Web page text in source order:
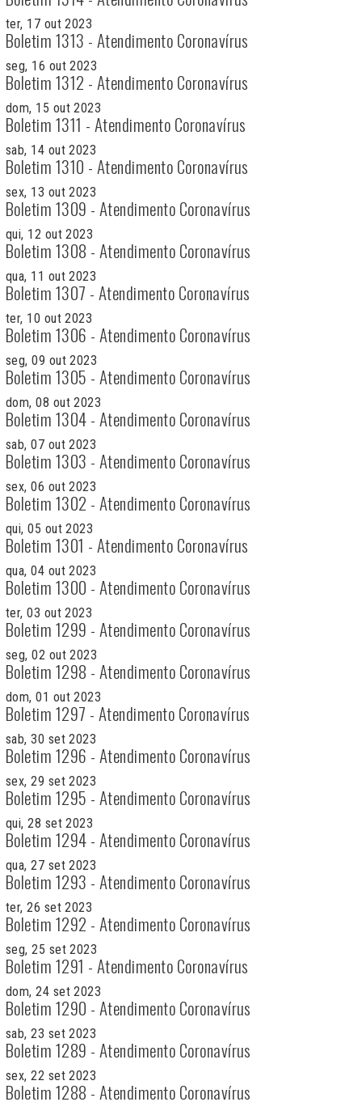
ter, 17 out 2023
Boletim 1313 - Atendimento Coronavírus
seg, 16 out 2023
Boletim 1312 - Atendimento Coronavírus
dom, 15 out 2023
Boletim 1311 - Atendimento Coronavírus
sab, 14 out 2023
Boletim 1310 - Atendimento Coronavírus
sex, 13 out 2023
Boletim 1309 - Atendimento Coronavírus
qui, 12 out 2023
Boletim 1308 - Atendimento Coronavírus
qua, 11 out 2023
Boletim 1307 - Atendimento Coronavírus
ter, 10 out 2023
Boletim 1306 - Atendimento Coronavírus
seg, 09 out 2023
Boletim 1305 - Atendimento Coronavírus
dom, 08 out 2023
Boletim 1304 - Atendimento Coronavírus
sab, 07 out 2023
Boletim 1303 - Atendimento Coronavírus
sex, 06 out 2023
Boletim 1302 - Atendimento Coronavírus
qui, 05 out 2023
Boletim 1301 - Atendimento Coronavírus
qua, 04 out 2023
Boletim 1300 - Atendimento Coronavírus
ter, 03 out 2023
Boletim 1299 - Atendimento Coronavírus
seg, 02 out 2023
Boletim 1298 - Atendimento Coronavírus
dom, 01 out 2023
Boletim 1297 - Atendimento Coronavírus
sab, 30 set 2023
Boletim 1296 - Atendimento Coronavírus
sex, 29 set 2023
Boletim 1295 - Atendimento Coronavírus
qui, 28 set 2023
Boletim 1294 - Atendimento Coronavírus
qua, 27 set 2023
Boletim 1293 - Atendimento Coronavírus
ter, 26 set 2023
Boletim 1292 - Atendimento Coronavírus
seg, 25 set 2023
Boletim 1291 - Atendimento Coronavírus
dom, 24 set 2023
Boletim 1290 - Atendimento Coronavírus
sab, 23 set 2023
Boletim 1289 - Atendimento Coronavírus
sex, 22 set 2023
Boletim 1288 - Atendimento Coronavírus